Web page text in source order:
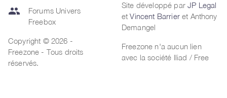
group
Forums Univers
Freebox
Copyright © 2026 -
Freezone - Tous droits
réservés.
Site développé parJP Legal
etVincent Barrieret Anthony
Demangel
Freezone n'a aucun lien
avec la société Iliad / Free